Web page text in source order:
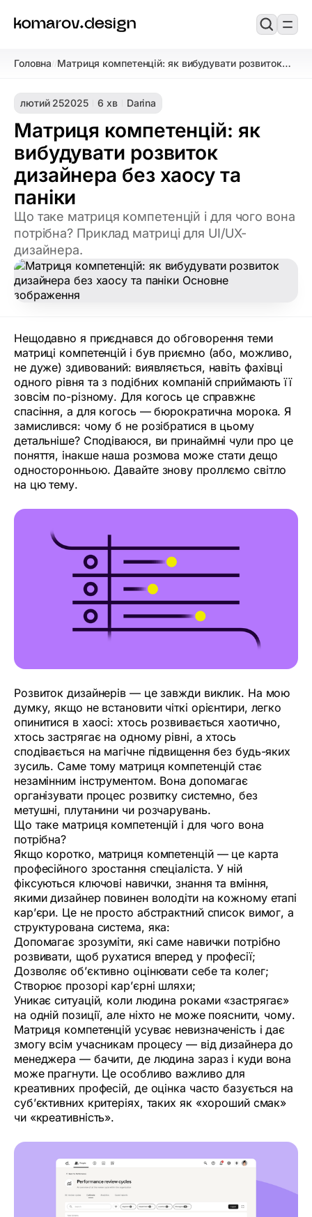
Головна//Матриця компетенцій: як вибудувати розвиток
лютий 252025 6 хв Darina
Матриця компетенцій: як
вибудувати розвиток
дизайнера без хаосу та
паніки
Що таке матриця компетенцій і для чого вона
потрібна? Приклад матриці для UI/UX-
дизайнера.
Нещодавно я приєднався до обговорення теми
матриці компетенцій і був приємно (або, можливо,
не дуже) здивований: виявляється, навіть фахівці
одного рівня та з подібних компаній сприймають її
зовсім по-різному. Для когось це справжнє
спасіння, а для когось — бюрократична морока. Я
замислився: чому б не розібратися в цьому
детальніше? Сподіваюся, ви принаймні чули про це
поняття, інакше наша розмова може стати дещо
односторонньою. Давайте знову проллємо cвітло
на цю тему.
Розвиток дизайнерів — це завжди виклик. На мою
думку, якщо не встановити чіткі орієнтири, легко
опинитися в хаосі: хтось розвивається хаотично,
хтось застрягає на одному рівні, а хтось
сподівається на магічне підвищення без будь-яких
зусиль. Саме тому матриця компетенцій стає
незамінним інструментом. Вона допомагає
організувати процес розвитку системно, без
метушні, плутанини чи розчарувань.
Що таке матриця компетенцій і для чого вона
потрібна?
Якщо коротко, матриця компетенцій — це карта
професійного зростання спеціаліста. У ній
фіксуються ключові навички, знання та вміння,
якими дизайнер повинен володіти на кожному етапі
кар’єри. Це не просто абстрактний список вимог, а
структурована система, яка:
Допомагає зрозуміти, які саме навички потрібно
розвивати, щоб рухатися вперед у професії;
Дозволяє об’єктивно оцінювати себе та колег;
Створює прозорі кар’єрні шляхи;
Уникає ситуацій, коли людина роками «застрягає»
на одній позиції, але ніхто не може пояснити, чому.
Матриця компетенцій усуває невизначеність і дає
змогу всім учасникам процесу — від дизайнера до
менеджера — бачити, де людина зараз і куди вона
може прагнути. Це особливо важливо для
креативних професій, де оцінка часто базується на
суб’єктивних критеріях, таких як «хороший смак»
чи «креативність».